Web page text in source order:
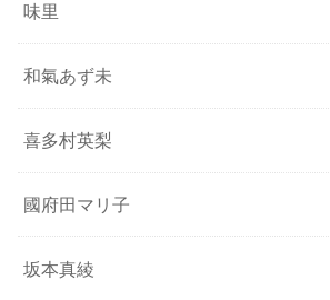
味里
和氣あず未
喜多村英梨
國府田マリ子
坂本真綾